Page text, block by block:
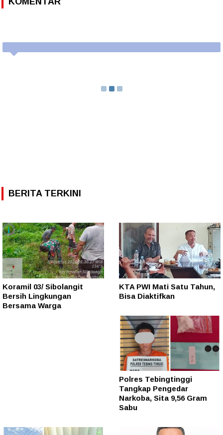
BERITA TERKINI
Koramil 03/ Sibolangit
Bersih Lingkungan
Bersama Warga
KTA PWI Mati Satu Tahun,
Bisa Diaktifkan
Polres Tebingtinggi
Tangkap Pengedar
Narkoba, Sita 9,56 Gram
Sabu